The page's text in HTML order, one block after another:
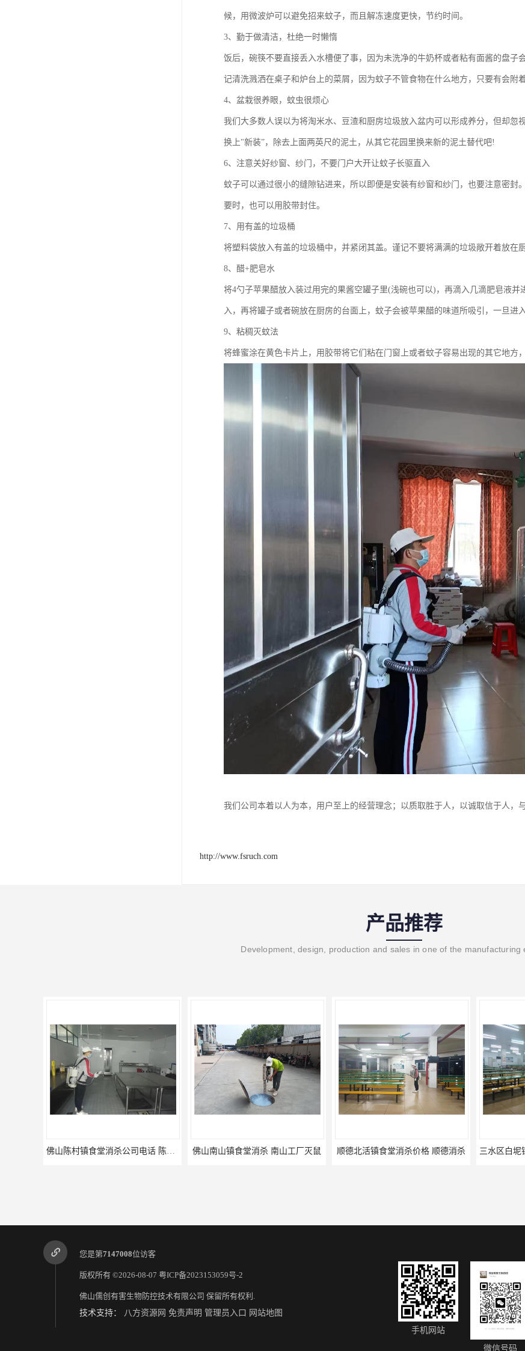
候，用微波炉可以避免招来蚊子，而且解冻速度更快，节约时间。
3、勤于做清洁，杜绝一时懒惰
饭后，碗筷不要直接丢入水槽便了事，因为未洗净的牛奶杯或者粘有面酱的盘子
记清洗溅洒在桌子和炉台上的菜屑，因为蚊子不管食物在什么地方，只要有会附着
4、盆栽很养眼，蚊虫很烦心
我们大多数人误以为将淘米水、豆渣和厨房垃圾放入盆内可以形成养分，但却忽
换上"新装”，除去上面两英尺的泥土，从其它花园里换来新的泥土替代吧!
6、注意关好纱窗、纱门，不要门户大开让蚊子长驱直入
蚊子可以通过很小的缝隙钻进来，所以即便是安装有纱窗和纱门，也要注意密封
要时，也可以用胶带封住。
7、用有盖的垃圾桶
将塑料袋放入有盖的垃圾桶中，并紧闭其盖。谨记不要将满满的垃圾敞开着放在
8、醋+肥皂水
将4勺子苹果醋放入装过用完的果酱空罐子里(浅碗也可以)，再滴入几滴肥皂液
入，再将罐子或者碗放在厨房的台面上，蚊子会被苹果醋的味道所吸引，一旦进
9、粘稠灭蚊法
将蜂蜜涂在黄色卡片上，用胶带将它们粘在门窗上或者蚊子容易出现的其它地方
我们公司本着以人为本，用户至上的经营理念；以质取胜于人，以诚取信于人，
http://www.fsruch.com
产品推荐
Development, design, production and sales in one of the manufacturing
佛山南山镇食堂消杀 南山工厂灭鼠 顺德北活镇食堂消杀价格 顺德消杀
江海食堂消杀公司电话 中新工厂灭鼠 咸宁灭鼠公司_卫宁杀虫公司_灭蟑螂_灭蚊蝇_灭跳蚤_除四害 江门开平
您是第7147008位访客
版权所有 ©2026-08-07 粤ICP备2023153059号-2
佛山儒创有害生物防控技术有限公司 保留所有权利.
技术支持：
八方资源网 免责声明 管理员入口 网站地图
手机网站
微信号码